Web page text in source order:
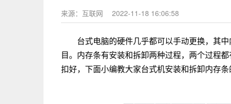
来源：互联网 2022-11-18 16:06:58
台式电脑的硬件几乎都可以手动更换，其
目。内存条有安装和拆卸两种过程，两个过程
扣好，下面小编教大家台式机安装和拆卸内存条